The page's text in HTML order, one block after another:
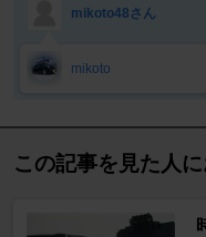
mikoto48さん
mikoto
この記事を見た人